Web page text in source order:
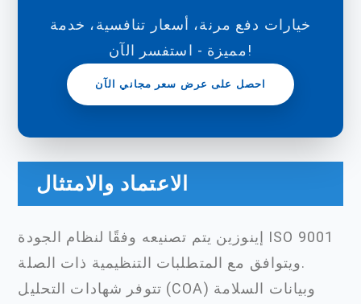
خيارات دفع مرنة، أسعار تنافسية، خدمة
مميزة - استفسر الآن!
احصل على عرض سعر مجاني الآن
الاعتماد والامتثال
إينوزين يتم تصنيعه وفقًا لنظام الجودة ISO 9001
ويتوافق مع المتطلبات التنظيمية ذات الصلة.
تتوفر شهادات التحليل (COA) وبيانات السلامة